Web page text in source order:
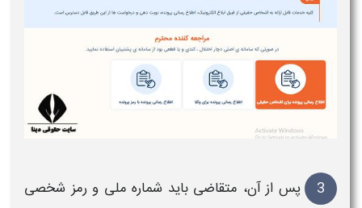
3 پس از آن، متقاضی باید شماره ملی و رمز شخصی